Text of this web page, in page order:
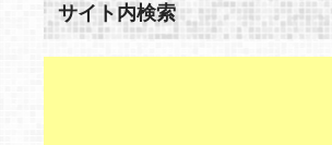
サイト内検索